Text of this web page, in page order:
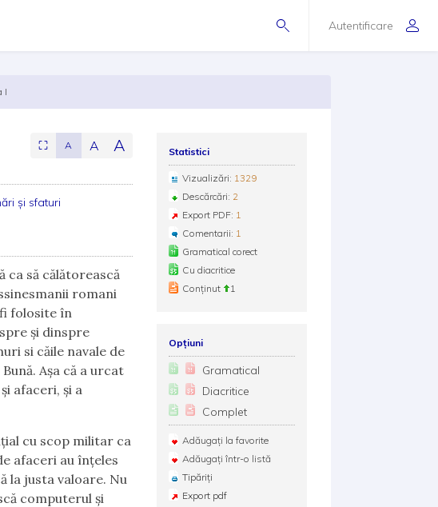
Autentificare
I
⛶ A A A
și sfaturi
să călătorească
romani
folosite în
și dinspre
si căile navale de
Așa că a urcat
afaceri, și a
cu scop militar ca
afaceri au înțeles
la justa valoare. Nu
computerul și
Statistici
Vizualizări: 1329
Descărcări: 2
Export PDF: 1
Comentarii: 1
Gramatical corect
Cu diacritice
Conținut
1
Opțiuni
Gramatical
Diacritice
Complet
Adăugați la favorite
Adăugați într-o listă
Tipăriți
Export pdf